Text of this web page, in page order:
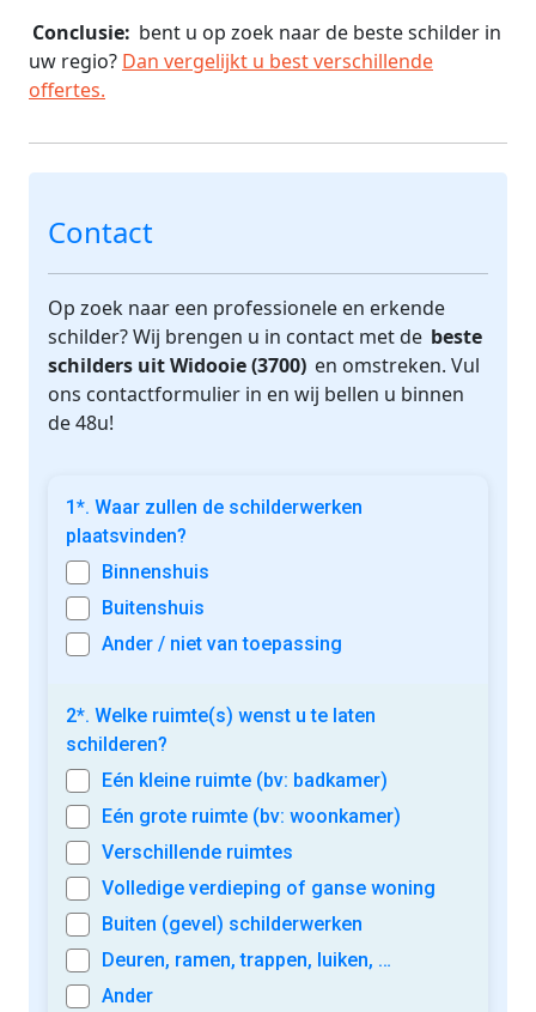
Conclusie: bent u op zoek naar de beste schilder in
uw regio? Dan vergelijkt u best verschillende
offertes.
Contact
Op zoek naar een professionele en erkende
schilder? Wij brengen u in contact met de beste
schilders uit Widooie (3700) en omstreken. Vul
ons contactformulier in en wij bellen u binnen
de 48u!
1*. Waar zullen de schilderwerken
plaatsvinden?
Binnenshuis
Buitenshuis
Ander / niet van toepassing
2*. Welke ruimte(s) wenst u te laten
schilderen?
Eén kleine ruimte (bv: badkamer)
Eén grote ruimte (bv: woonkamer)
Verschillende ruimtes
Volledige verdieping of ganse woning
Buiten (gevel) schilderwerken
Deuren, ramen, trappen, luiken, …
Ander